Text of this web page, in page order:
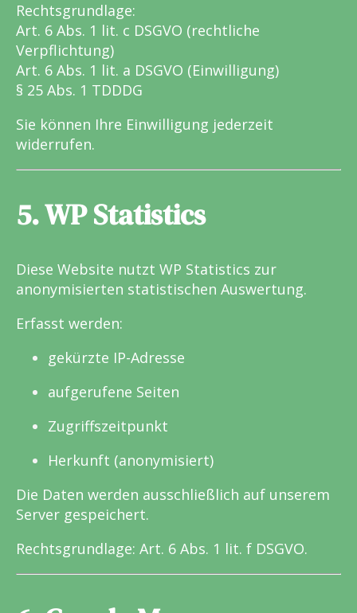
Rechtsgrundlage:
Art. 6 Abs. 1 lit. c DSGVO (rechtliche
Verpflichtung)
Art. 6 Abs. 1 lit. a DSGVO (Einwilligung)
§ 25 Abs. 1 TDDDG
Sie können Ihre Einwilligung jederzeit
widerrufen.
5. WP Statistics
Diese Website nutzt WP Statistics zur
anonymisierten statistischen Auswertung.
Erfasst werden:
gekürzte IP-Adresse
aufgerufene Seiten
Zugriffszeitpunkt
Herkunft (anonymisiert)
Die Daten werden ausschließlich auf unserem
Server gespeichert.
Rechtsgrundlage: Art. 6 Abs. 1 lit. f DSGVO.